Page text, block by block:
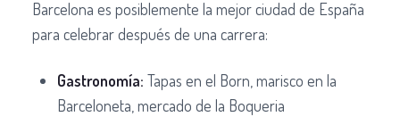
Barcelona es posiblemente la mejor ciudad de España
para celebrar después de una carrera:
Gastronomía: Tapas en el Born, marisco en la
Barceloneta, mercado de la Boqueria